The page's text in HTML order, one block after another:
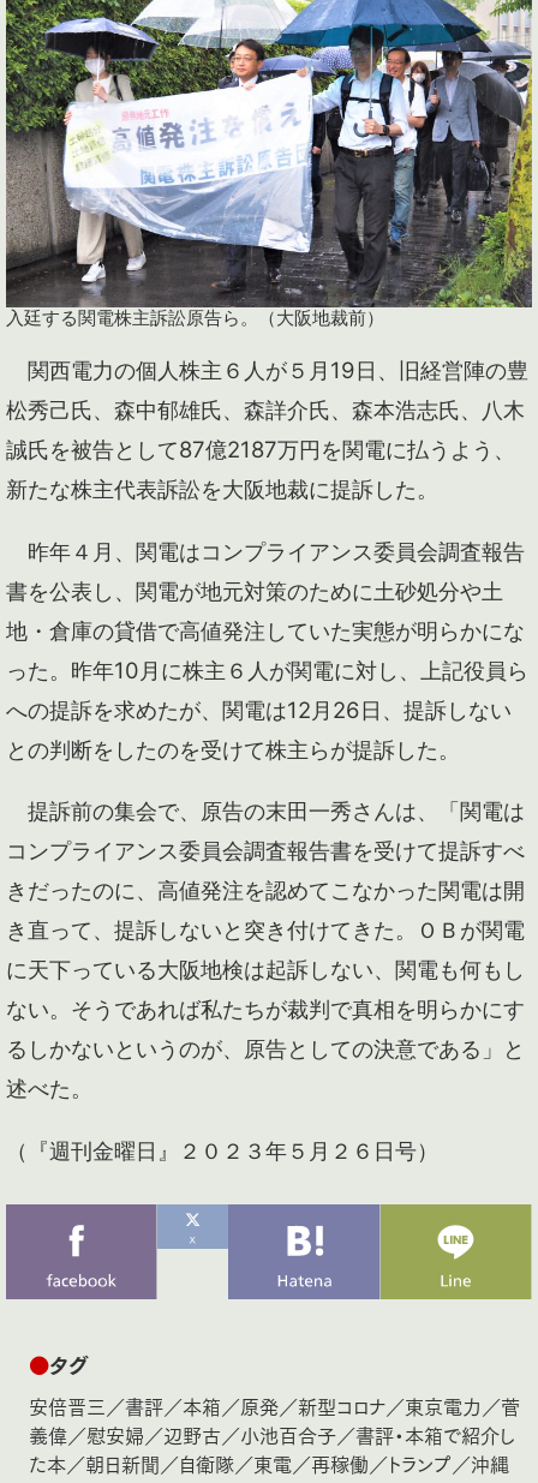
入廷する関電株主訴訟原告ら。（大阪地裁前）
関西電力の個人株主６人が５月19日、旧経営陣の豊
松秀己氏、森中郁雄氏、森詳介氏、森本浩志氏、八木
誠氏を被告として87億2187万円を関電に払うよう、
新たな株主代表訴訟を大阪地裁に提訴した。
昨年４月、関電はコンプライアンス委員会調査報告
書を公表し、関電が地元対策のために土砂処分や土
地・倉庫の貸借で高値発注していた実態が明らかにな
った。昨年10月に株主６人が関電に対し、上記役員ら
への提訴を求めたが、関電は12月26日、提訴しない
との判断をしたのを受けて株主らが提訴した。
提訴前の集会で、原告の末田一秀さんは、「関電は
コンプライアンス委員会調査報告書を受けて提訴すべ
きだったのに、高値発注を認めてこなかった関電は開
き直って、提訴しないと突き付けてきた。ＯＢが関電
に天下っている大阪地検は起訴しない、関電も何もし
ない。そうであれば私たちが裁判で真相を明らかにす
るしかないというのが、原告としての決意である」と
述べた。
（『週刊金曜日』２０２３年５月２６日号）
●タグ
安倍晋三／書評／本箱／原発／新型コロナ／東京電力／菅
義偉／慰安婦／辺野古／小池百合子／書評・本箱で紹介し
た本／朝日新聞／自衛隊／東電／再稼働／トランプ／沖縄